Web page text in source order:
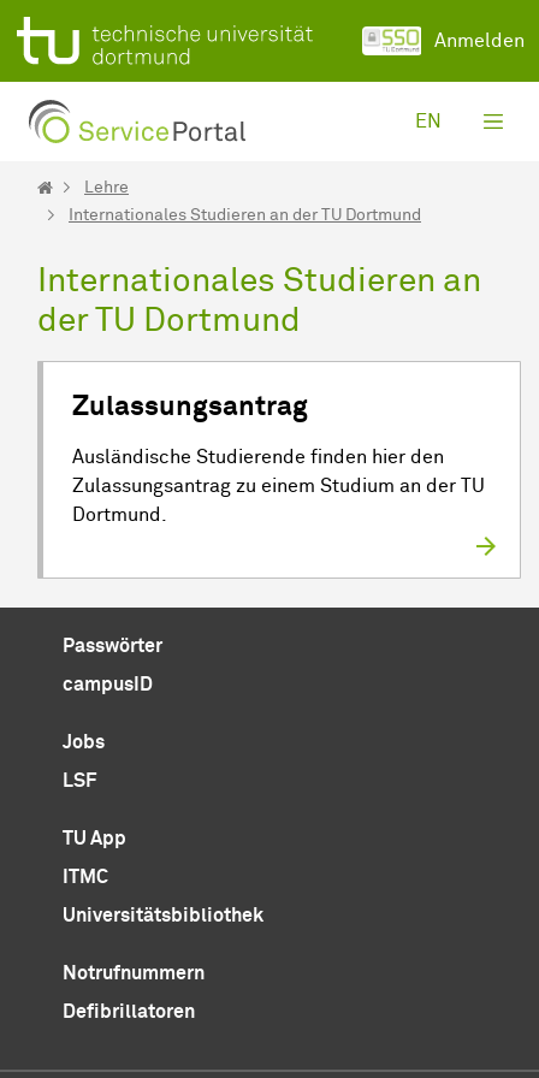
Zum Hauptinhalt springen
Anmelden
EN
Lehre
Internationales Studieren an der TU Dortmund
Internationales Studieren an
der TU Dortmund
Zulassungsantrag
Ausländische Studierende finden hier den
Zulassungsantrag zu einem Studium an der TU
Dortmund.
Passwörter
campusID
Jobs
LSF
TU App
ITMC
Universitätsbibliothek
Notrufnummern
Defibrillatoren